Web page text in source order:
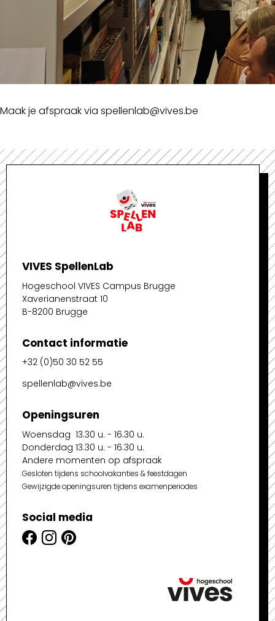
Maak je afspraak via spellenlab@vives.be
VIVES SpellenLab
Hogeschool VIVES Campus Brugge
Xaverianenstraat 10
B-8200 Brugge
Contact informatie
+32 (0)50 30 52 55
spellenlab@vives.be
Openingsuren
Woensdag 13.30 u. - 16.30 u.
Donderdag 13.30 u. - 16.30 u.
Andere momenten op afspraak
Gesloten tijdens schoolvakanties & feestdagen
Gewijzigde openingsuren tijdens examenperiodes
Social media